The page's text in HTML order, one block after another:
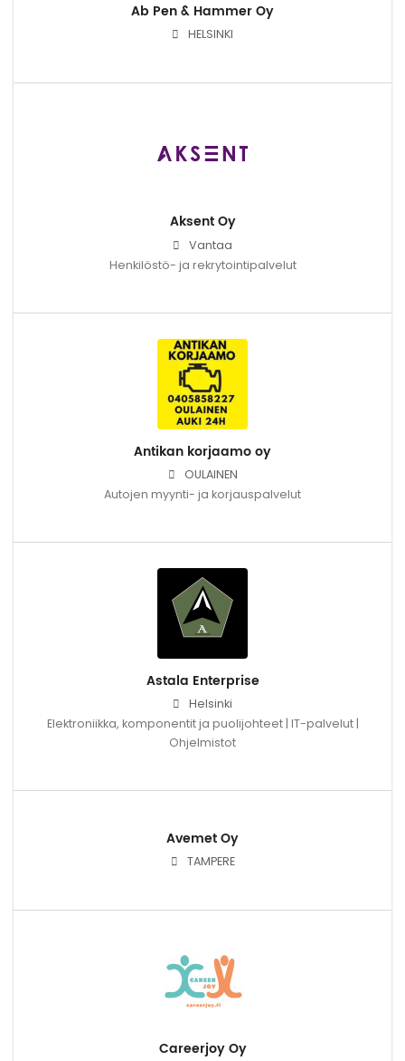
Ab Pen & Hammer Oy
HELSINKI
Aksent Oy
Vantaa
Henkilöstö- ja rekrytointipalvelut
Antikan korjaamo oy
OULAINEN
Autojen myynti- ja korjauspalvelut
Astala Enterprise
Helsinki
Elektroniikka, komponentit ja puolijohteet | IT-palvelut |
Ohjelmistot
Avemet Oy
TAMPERE
Careerjoy Oy